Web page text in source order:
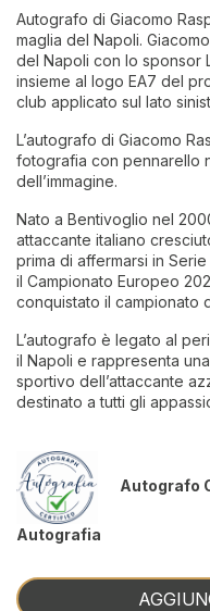
Autografo di Giacomo
maglia del Napoli.
del Napoli con lo sponsor
insieme al logo EA7 del
club applicato sul lato
L’autografo di Giacomo
fotografia con pennarello
dell’immagine.
Nato a Bentivoglio nel
attaccante italiano
prima di affermarsi in
il Campionato Europeo
conquistato il campionato
L’autografo è legato al
il Napoli e rappresenta
sportivo dell’attaccante
destinato a tutti gli
Autografo
Autografia